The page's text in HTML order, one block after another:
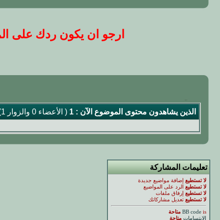
ارجو ان يكون ردك على
الذين يشاهدون محتوى الموضوع الآن : 1 ( الأعضاء 0 والزوار 1)
تعليمات المشاركة
لا تستطيع إضافة مواضيع جديدة
لا تستطيع الرد على المواضيع
لا تستطيع إرفاق ملفات
لا تستطيع تعديل مشاركاتك
BB code is
متاحة
الابتسامات متاحة